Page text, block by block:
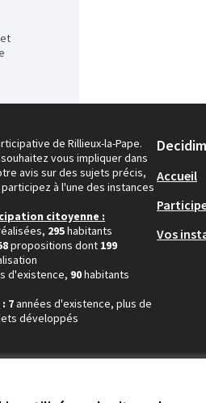
de Rillieux-la-Pape.
vous impliquer dans
avis sur des sujets précis,
à l'une des instances
citoyenne :
295habitants
propositions dont 199
d'existence, 90habitants
: 7années d'existence, plus de
développés
Decidim
Accueil
Vos